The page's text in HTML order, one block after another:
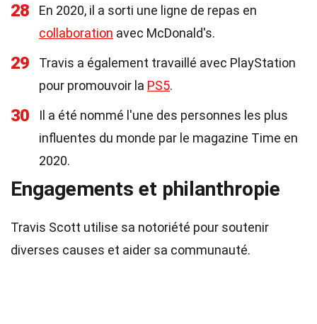
28
En 2020, il a sorti une ligne de repas en
collaboration avec McDonald's.
29
Travis a également travaillé avec PlayStation
pour promouvoir la PS5.
30
Il a été nommé l'une des personnes les plus
influentes du monde par le magazine Time en
2020.
Engagements et philanthropie
Travis Scott utilise sa notoriété pour soutenir
diverses causes et aider sa communauté.